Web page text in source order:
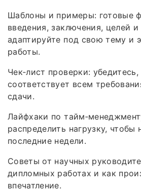
Шаблоны и примеры: готовые
введения, заключения, целей
адаптируйте под свою тему и
работы.
Чек‑лист проверки:
соответствует всем
сдачи.
Лайфхаки по
распределить нагрузку, чтобы
последние недели.
Советы от научных
дипломных работах и как
впечатление.